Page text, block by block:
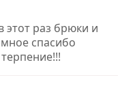
этот раз брюки и
спасибо